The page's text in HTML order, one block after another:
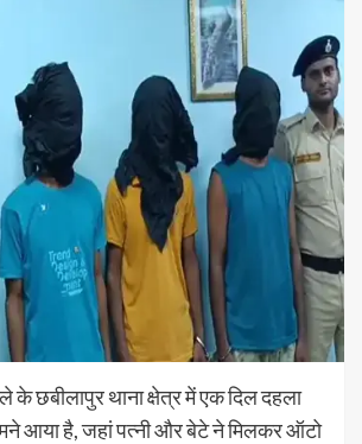
के छबीलापुर थाना क्षेत्र में एक दिल दहला
आया है, जहां पत्नी और बेटे ने मिलकर ऑटो